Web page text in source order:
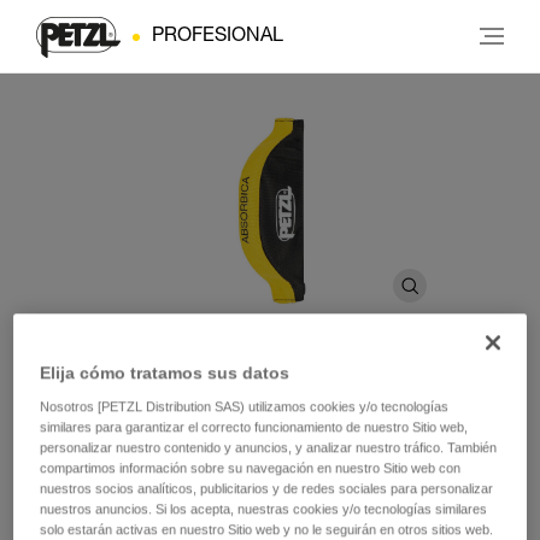
PROFESIONAL
Bolsa ABSORBICA®L010
Funda de recambio para elementos de amarre
ABSORBICA
Elija cómo tratamos sus datos
Nosotros [PETZL Distribution SAS) utilizamos cookies y/o tecnologías
similares para garantizar el correcto funcionamiento de nuestro Sitio web,
personalizar nuestro contenido y anuncios, y analizar nuestro tráfico. También
compartimos información sobre su navegación en nuestro Sitio web con
nuestros socios analíticos, publicitarios y de redes sociales para personalizar
nuestros anuncios. Si los acepta, nuestras cookies y/o tecnologías similares
solo estarán activas en nuestro Sitio web y no le seguirán en otros sitios web.